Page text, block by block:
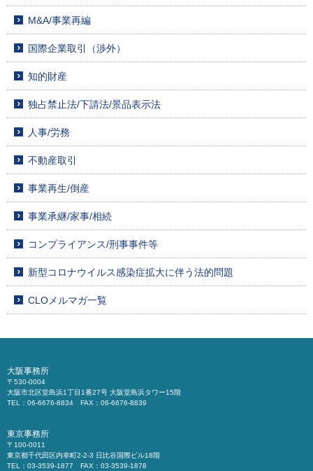
M&A/事業再編
国際企業取引（渉外）
知的財産
独占禁止法/下請法/景品表示法
人事/労務
不動産取引
事業再生/倒産
事業承継/家事/相続
コンプライアンス/刑事事件等
新型コロナウイルス感染症拡大に伴う法的問題
CLOメルマガ一覧
大阪事務所
〒530-0004
大阪市北区堂島浜1丁目1番27号 大阪堂島浜タワー15階
TEL：06-6676-8834 FAX：06-6676-8839
東京事務所
〒100-0011
東京都千代田区内幸町2-2-3 日比谷国際ビル18階
TEL：03-3539-1877 FAX：03-3539-1878